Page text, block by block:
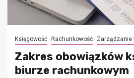
Księgowość Rachunkowość Zarządzanie
Zakres obowiązków
biurze rachunkowym